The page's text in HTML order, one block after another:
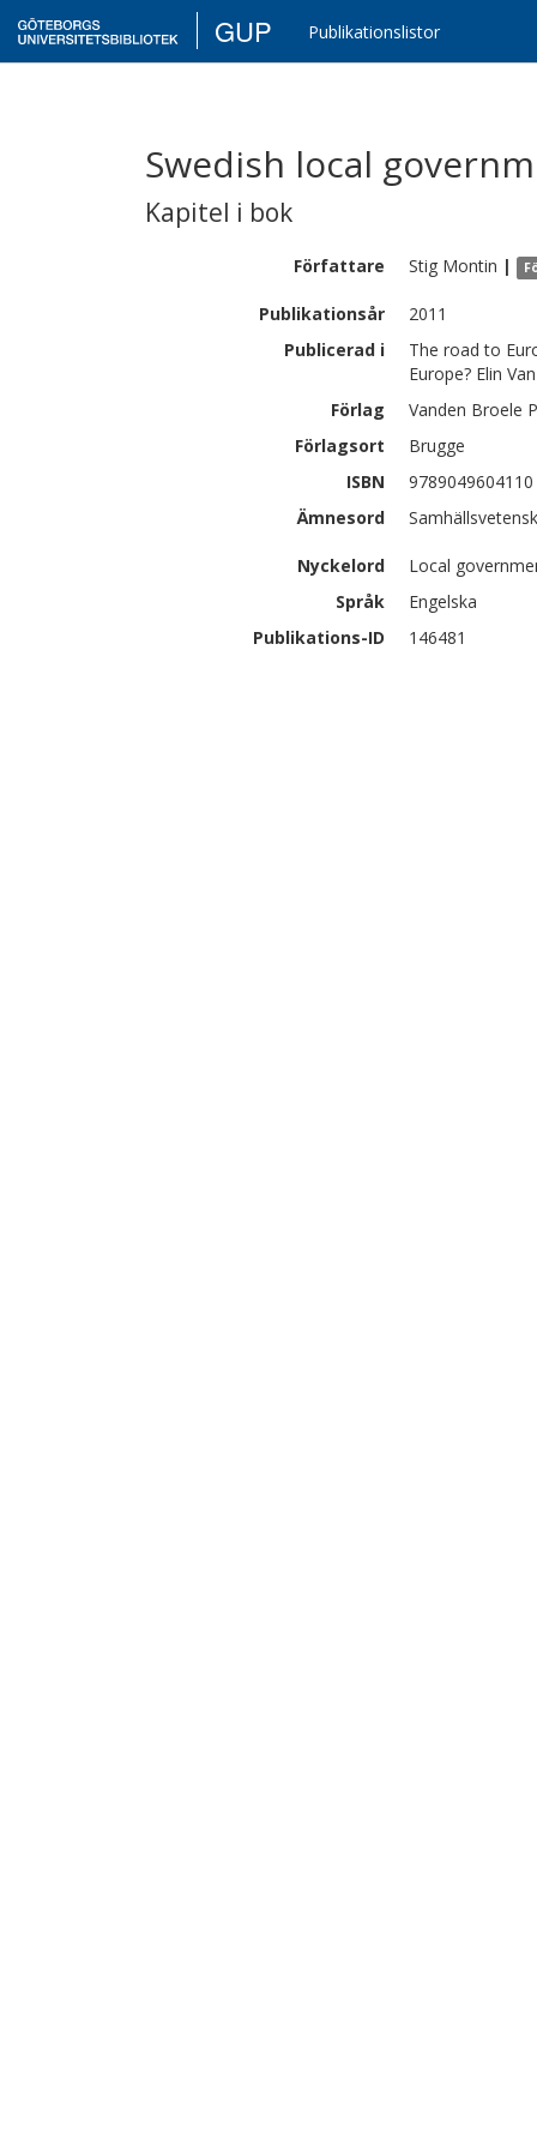
GUP Publikationslistor
Swedish local
Kapitel i bok
Författare Stig Montin |
Publikationsår
2011
Publicerad i
The road to
Europe? Elin
Förlag
Vanden Broele
Förlagsort
Brugge
ISBN
9789049604110
Ämnesord
Nyckelord
Local
Språk
Engelska
Publikations-ID
146481